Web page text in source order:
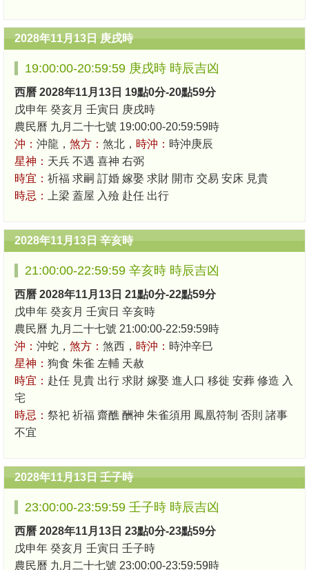
2028年11月13日 庚戌時
19:00:00-20:59:59 庚戌時 時辰吉凶
西曆 2028年11月13日 19點0分-20點59分
戊申年 癸亥月 壬寅日 庚戌時
農民曆 九月二十七號 19:00:00-20:59:59時
沖： 沖龍， 煞方： 煞北， 時沖： 時沖庚辰
星神： 天兵 不遇 喜神 右弼
時宜： 祈福 求嗣 訂婚 嫁娶 求財 開市 交易 安床 見貴
時忌：
上梁 蓋屋 入殮 赴任 出行
2028年11月13日 辛亥時
21:00:00-22:59:59 辛亥時 時辰吉凶
西曆 2028年11月13日 21點0分-22點59分
戊申年 癸亥月 壬寅日 辛亥時
農民曆 九月二十七號 21:00:00-22:59:59時
沖： 沖蛇， 煞方： 煞西， 時沖： 時沖辛巳
星神： 狗食 朱雀 左輔 天赦
時宜： 赴任 見貴 出行 求財 嫁娶 進人口 移徙 安葬 修造 入
宅
時忌： 祭祀 祈福 齋醮 酬神 朱雀須用 鳳凰符制 否則 諸事
不宜
2028年11月13日 壬子時
23:00:00-23:59:59 壬子時 時辰吉凶
西曆 2028年11月13日 23點0分-23點59分
戊申年 癸亥月 壬寅日 壬子時
農民曆 九月二十七號 23:00:00-23:59:59時